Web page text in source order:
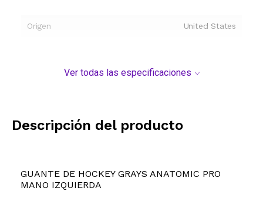
Origen United States
Ver todas las especificaciones
Descripción del producto
GUANTE DE HOCKEY GRAYS ANATOMIC PRO
MANO IZQUIERDA